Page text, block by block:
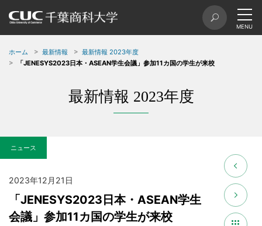
ホーム 最新情報
最新情報 2023年度
「JENESYS2023日本・ASEAN学生会議」参加11カ国の学生が来校
最新情報 2023年度
ニュース
2023年12月21日
「JENESYS2023日本・ASEAN学生
会議」参加11カ国の学生が来校